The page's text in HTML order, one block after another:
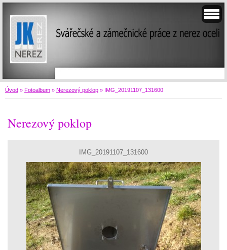
Úvod » Fotoalbum » Nerezový poklop » IMG_20191107_131600
Nerezový poklop
IMG_20191107_131600